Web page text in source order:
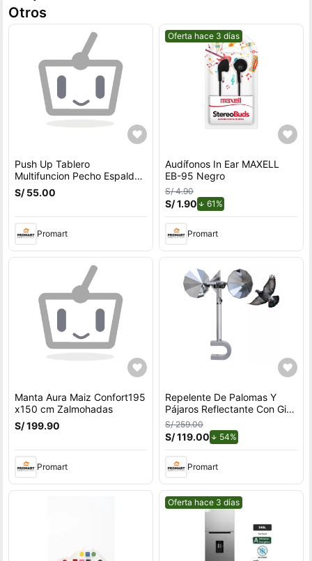
Otros
Push Up Tablero
Multifuncion Pecho Espalda
Hombros Triceps
S/ 55.00
Promart
Mejor precio.
Oferta hace 3 días
Audífonos In Ear MAXELL
EB-95 Negro
S/ 4.90
S/ 1.90 61%de descuento.
Promart
Manta Aura Maiz Confort195
x150 cm Zalmohadas
S/ 199.90
Promart
Repelente De Palomas Y
Pájaros Reflectante Con Giro
Por Viento Para Exteriores
Con Soporte en U
S/ 259.00
S/ 119.00 54%de descuento.
Promart
Mejor precio.
Oferta hace 3 días